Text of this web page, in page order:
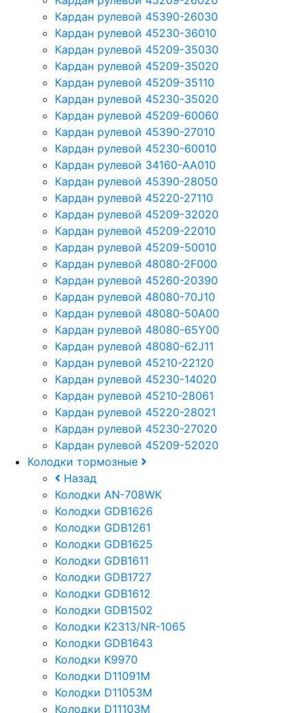
Кардан рулевой 45390-26030
Кардан рулевой 45230-36010
Кардан рулевой 45209-35030
Кардан рулевой 45209-35020
Кардан рулевой 45209-35110
Кардан рулевой 45230-35020
Кардан рулевой 45209-60060
Кардан рулевой 45390-27010
Кардан рулевой 45230-60010
Кардан рулевой 34160-AA010
Кардан рулевой 45390-28050
Кардан рулевой 45220-27110
Кардан рулевой 45209-32020
Кардан рулевой 45209-22010
Кардан рулевой 45209-50010
Кардан рулевой 48080-2F000
Кардан рулевой 45260-20390
Кардан рулевой 48080-70J10
Кардан рулевой 48080-50A00
Кардан рулевой 48080-65Y00
Кардан рулевой 48080-62J11
Кардан рулевой 45210-22120
Кардан рулевой 45230-14020
Кардан рулевой 45210-28061
Кардан рулевой 45220-28021
Кардан рулевой 45230-27020
Кардан рулевой 45209-52020
Колодки тормозные
Назад
Колодки AN-708WK
Колодки GDB1626
Колодки GDB1261
Колодки GDB1625
Колодки GDB1611
Колодки GDB1727
Колодки GDB1612
Колодки GDB1502
Колодки K2313/NR-1065
Колодки GDB1643
Колодки K9970
Колодки D11091M
Колодки D11053M
Колодки D11103M